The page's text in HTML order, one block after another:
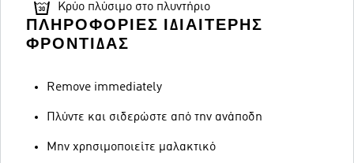
Κρύο πλύσιμο στο πλυντήριο
ΠΛΗΡΟΦΟΡΊΕΣ ΙΔΙΑΊΤΕΡΗΣ
ΦΡΟΝΤΊΔΑΣ
Remove immediately
Πλύντε και σιδερώστε από την ανάποδη
Μην χρησιμοποιείτε μαλακτικό